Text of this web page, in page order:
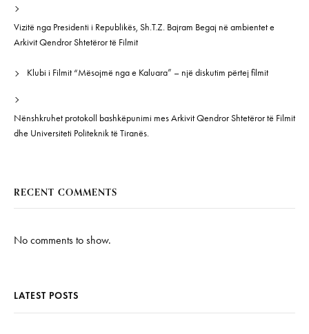
Vizitë nga Presidenti i Republikës, Sh.T.Z. Bajram Begaj në ambientet e
Arkivit Qendror Shtetëror të Filmit
Klubi i Filmit “Mësojmë nga e Kaluara” – një diskutim përtej filmit
Nënshkruhet protokoll bashkëpunimi mes Arkivit Qendror Shtetëror të Filmit
dhe Universiteti Politeknik të Tiranës.
RECENT COMMENTS
No comments to show.
LATEST POSTS